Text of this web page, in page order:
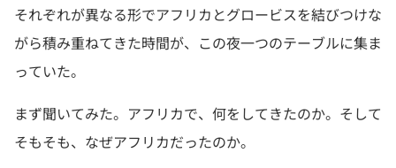
それぞれが異なる形でアフリカとグロービスを結びつけな
がら積み重ねてきた時間が、この夜一つのテーブルに集ま
っていた。
まず聞いてみた。アフリカで、何をしてきたのか。そして
そもそも、なぜアフリカだったのか。